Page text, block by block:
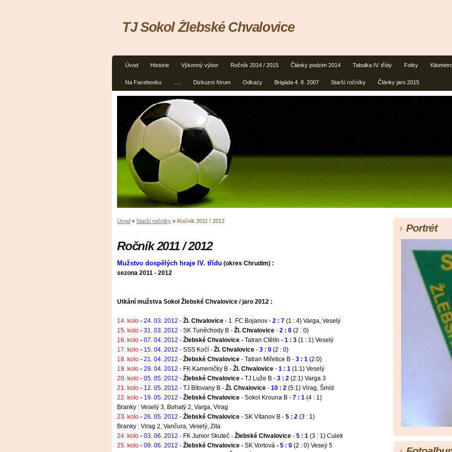
Úvod Historie Výkonný výbor Ročník 2014 / 2015 Články podzim 2014 Tabulka IV. třídy Fotky
Na Facebooku Dizkuzní fórum Odkazy Brigáda 4. 8. 2007 Starší ročníky Články jaro 2015
TJ Sokol Žlebské Chvalovice
Úvod » Starší ročníky » Ročník 2011 / 2012
Ročník 2011 / 2012
Mužstvo dospělých hraje IV. třídu (okres Chrudim) :
sezona 2011 - 2012
Utkání mužstva Sokol Žlebské Chvalovice / jaro 2012 :
14. kolo - 24. 03. 2012 - Žl. Chvalovice - 1. FC Bojanov - 2 : 7 (1 : 4) Varga, Veselý
15. kolo - 31. 03. 2012 - SK Tuněchody B - Žl. Chvalovice - 2 : 0 (2 : 0)
16. kolo - 07. 04. 2012 - Žlebské Chvalovice - Tatran Ctětín - 1 : 3 (1 : 1) Veselý
17. kolo - 15. 04. 2012 - SSS Kočí - Žl. Chvalovice - 3 : 0 (2 : 0)
18. kolo - 21. 04. 2012 - Žlebské Chvalovice - Tatran Miřetice B - 3 : 1 (2:0)
19. kolo - 29. 04. 2012 - FK Kameničky B - Žl. Chvalovice - 1 : 1 (1:1) Veselý
20. kolo - 05. 05. 2012 - Žlebské Chvalovice - TJ Luže B - 3 : 2 (2:1) Varga 3
21. kolo - 12. 05. 2012 - TJ Bítovany B - Žl. Chvalovice - 10 : 2 (5:1) Virag, Šmíd
22. kolo - 19. 05. 2012 - Žlebské Chvalovice - Sokol Krouna B - 7 : 1 (4 : 1)
Branky : Veselý 3, Bohatý 2, Varga, Virag
23. kolo - 26. 05. 2012 - Žlebské Chvalovice - SK Vítanov B - 5 : 2 (3 : 1)
Branky : Virag 2, Vančura, Veselý, Zita
24. kolo - 03. 06. 2012 - FK Junior Skuteč - Žlebské Chvalovice - 5 : 1 (3 : 1) Culek
25. kolo - 09. 06. 2012 - Žlebské Chvalovice - SK Vortová - 5 : 0 (2 : 0) Veseý 5
Portrét